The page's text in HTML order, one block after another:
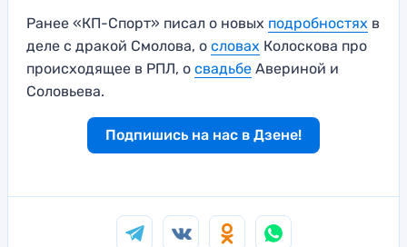
Ранее «КП-Спорт» писал о новых подробностях в
деле с дракой Смолова, о словах Колоскова про
происходящее в РПЛ, о свадьбе Авериной и
Соловьева.
Подпишись на нас в Дзене!